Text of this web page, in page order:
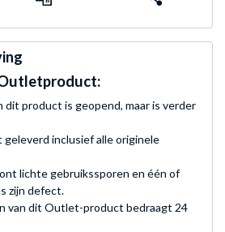
dit product is geopend, maar is verder
inclusief alle originele
lichte gebruikssporen en één of
zijn defect.
van dit Outlet-product bedraagt 24